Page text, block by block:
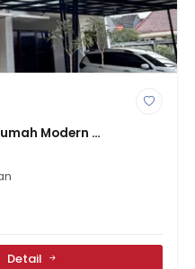
Modern
Dengan Lokasi
Detail